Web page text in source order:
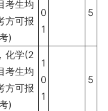
考生均
方可报
)
0
1
5
化学(2
考生均
方可报
)
1
0
1
5